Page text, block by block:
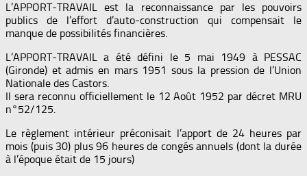
L’APPORT-TRAVAIL est la reconnaissance par les pouvoirs
publics de l’effort d’auto-construction qui compensait le
manque de possibilités financières.
L’APPORT-TRAVAIL a été défini le 5 mai 1949 à PESSAC
(Gironde) et admis en mars 1951 sous la pression de l’Union
Nationale des Castors.
Il sera reconnu officiellement le 12 Août 1952 par décret MRU
n°52/125.
Le règlement intérieur préconisait l’apport de 24 heures par
mois (puis 30) plus 96 heures de congés annuels (dont la durée
à l’époque était de 15 jours)